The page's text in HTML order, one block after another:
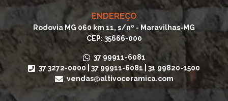
ENDEREÇO
Rodovia MG 060 km 11, s/nº - Maravilhas-MG
CEP: 35666-000
37 99911-6081
37 3272-0000
37 99911-6081
31 99820-1500
vendas@altivoceramica.com